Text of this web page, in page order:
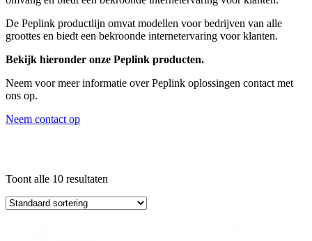
De Peplink productlijn omvat modellen voor bedrijven van alle
groottes en biedt een bekroonde internetervaring voor klanten.
Bekijk hieronder onze Peplink producten.
Neem voor meer informatie over Peplink oplossingen contact met
ons op.
Neem contact op
Toont alle 10 resultaten